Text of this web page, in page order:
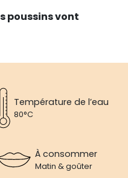
poussins vont
Température de l’eau
80°C
À consommer
Matin & goûter